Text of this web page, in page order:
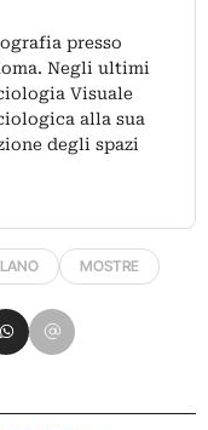
presso
Negli ultimi
Visuale
alla sua
degli spazi
MOSTRE
LinkedIn
su Pinterest
su WhatsApp
Condividi su Email